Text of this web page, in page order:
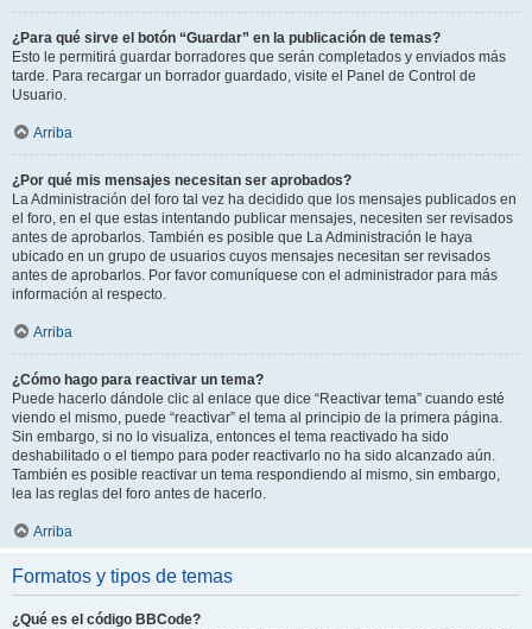
¿Para qué sirve el botón “Guardar” en la publicación de temas?
Esto le permitirá guardar borradores que serán completados y enviados más
tarde. Para recargar un borrador guardado, visite el Panel de Control de
Usuario.
Arriba
¿Por qué mis mensajes necesitan ser aprobados?
La Administración del foro tal vez ha decidido que los mensajes publicados en
el foro, en el que estas intentando publicar mensajes, necesiten ser revisados
antes de aprobarlos. También es posible que La Administración le haya
ubicado en un grupo de usuarios cuyos mensajes necesitan ser revisados
antes de aprobarlos. Por favor comuníquese con el administrador para más
información al respecto.
Arriba
¿Cómo hago para reactivar un tema?
Puede hacerlo dándole clic al enlace que dice “Reactivar tema” cuando esté
viendo el mismo, puede “reactivar” el tema al principio de la primera página.
Sin embargo, si no lo visualiza, entonces el tema reactivado ha sido
deshabilitado o el tiempo para poder reactivarlo no ha sido alcanzado aún.
También es posible reactivar un tema respondiendo al mismo, sin embargo,
lea las reglas del foro antes de hacerlo.
Arriba
Formatos y tipos de temas
¿Qué es el código BBCode?